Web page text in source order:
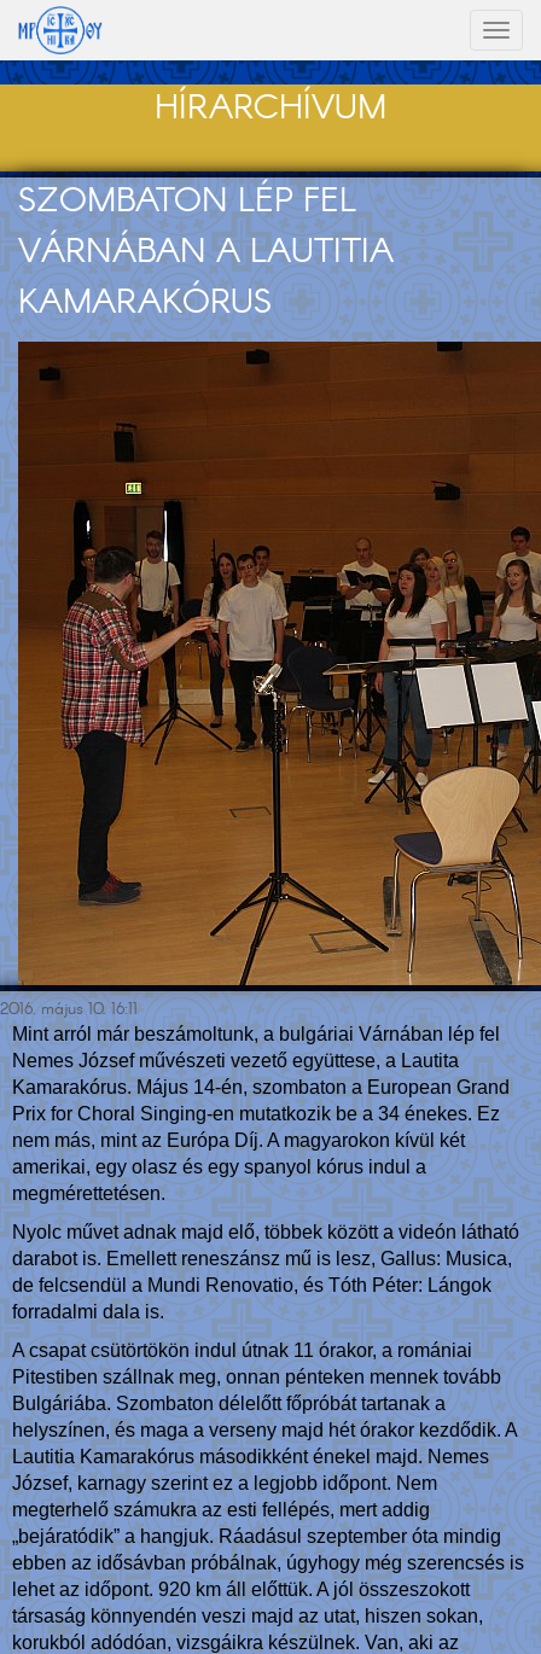
HÍRARCHÍVUM
SZOMBATON LÉP FEL
VÁRNÁBAN A LAUTITIA
KAMARAKÓRUS
2016. május 10. 16:11
Mint arról már beszámoltunk, a bulgáriai Várnában lép fel
Nemes József művészeti vezető együttese, a Lautita
Kamarakórus. Május 14-én, szombaton a European Grand
Prix for Choral Singing-en mutatkozik be a 34 énekes. Ez
nem más, mint az Európa Díj. A magyarokon kívül két
amerikai, egy olasz és egy spanyol kórus indul a
megmérettetésen.
Nyolc művet adnak majd elő, többek között a videón látható
darabot is. Emellett reneszánsz mű is lesz, Gallus: Musica,
de felcsendül a Mundi Renovatio, és Tóth Péter: Lángok
forradalmi dala is.
A csapat csütörtökön indul útnak 11 órakor, a romániai
Pitestiben szállnak meg, onnan pénteken mennek tovább
Bulgáriába. Szombaton délelőtt főpróbát tartanak a
helyszínen, és maga a verseny majd hét órakor kezdődik. A
Lautitia Kamarakórus másodikként énekel majd. Nemes
József, karnagy szerint ez a legjobb időpont. Nem
megterhelő számukra az esti fellépés, mert addig
„bejáratódik” a hangjuk. Ráadásul szeptember óta mindig
ebben az idősávban próbálnak, úgyhogy még szerencsés is
lehet az időpont. 920 km áll előttük. A jól összeszokott
társaság könnyendén veszi majd az utat, hiszen sokan,
korukból adódóan, vizsgáikra készülnek. Van, aki az